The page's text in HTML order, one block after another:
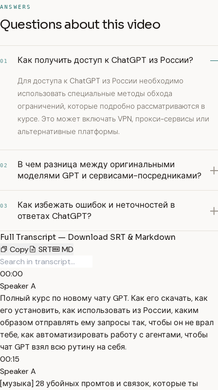
ANSWERS
Questions about this video
01 Как получить доступ к ChatGPT из России?
Для доступа к ChatGPT из России необходимо
использовать специальные методы обхода
ограничений, которые подробно рассматриваются в
курсе. Это может включать VPN, прокси-сервисы или
альтернативные платформы.
02
В чем разница между оригинальными
моделями GPT и сервисами-посредниками?
03
Как избежать ошибок и неточностей в
ответах ChatGPT?
Full Transcript — Download SRT & Markdown
Copy
SRT MD
00:00
Speaker A
Полный курс по новому чату GPT. Как его скачать, как
его установить, как использовать из России, каким
образом отправлять ему запросы так, чтобы он не врал
тебе, как автоматизировать работу с агентами, чтобы
чат GPT взял всю рутину на себя.
00:15
Speaker A
[музыка] 28 убойных промтов и связок, которые ты